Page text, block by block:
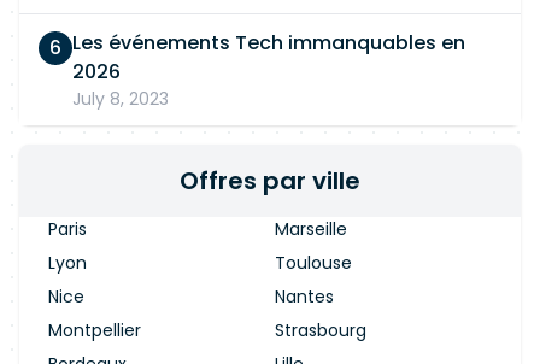
Les événements Tech immanquables en
2026
July 8, 2023
Offres par ville
Paris
Marseille
Lyon
Toulouse
Nice
Nantes
Montpellier
Strasbourg